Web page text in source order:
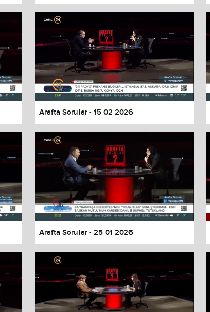
Arafta Sorular - 15 02 2026
Arafta Sorular - 25 01 2026